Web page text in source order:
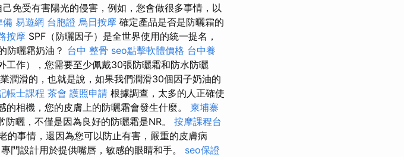
免受有害陽光的侵害，例如，您會做很多事情，以
備 易遊網 台胞證 烏日按摩 確定產品是否是防曬霜的
按摩 SPF（防曬因子）是全世界使用的統一提名，
防曬霜奶油？ 台中 整骨 seo點擊軟體價格 台中養
工作），您需要至少佩戴30張防曬霜和防水防曬
潤滑的，也就是說，如果我們潤滑30個因子奶油的
帳士課程 茶會 護照申請 根據調查，太多的人正確使
相機，您的皮膚上的防曬霜會發生什麼。 柬埔寨
曬，不僅是因為良好的防曬霜是NR。 按摩課程台
的事情，還因為您可以防止有害，嚴重的皮膚病
門設計用於提供嘴唇，敏感的眼睛和手。 seo保證